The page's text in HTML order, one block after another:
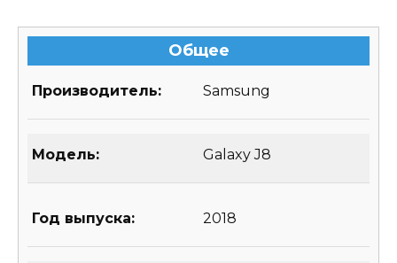
Общее
Производитель: Samsung
Модель: Galaxy J8
Год выпуска: 2018